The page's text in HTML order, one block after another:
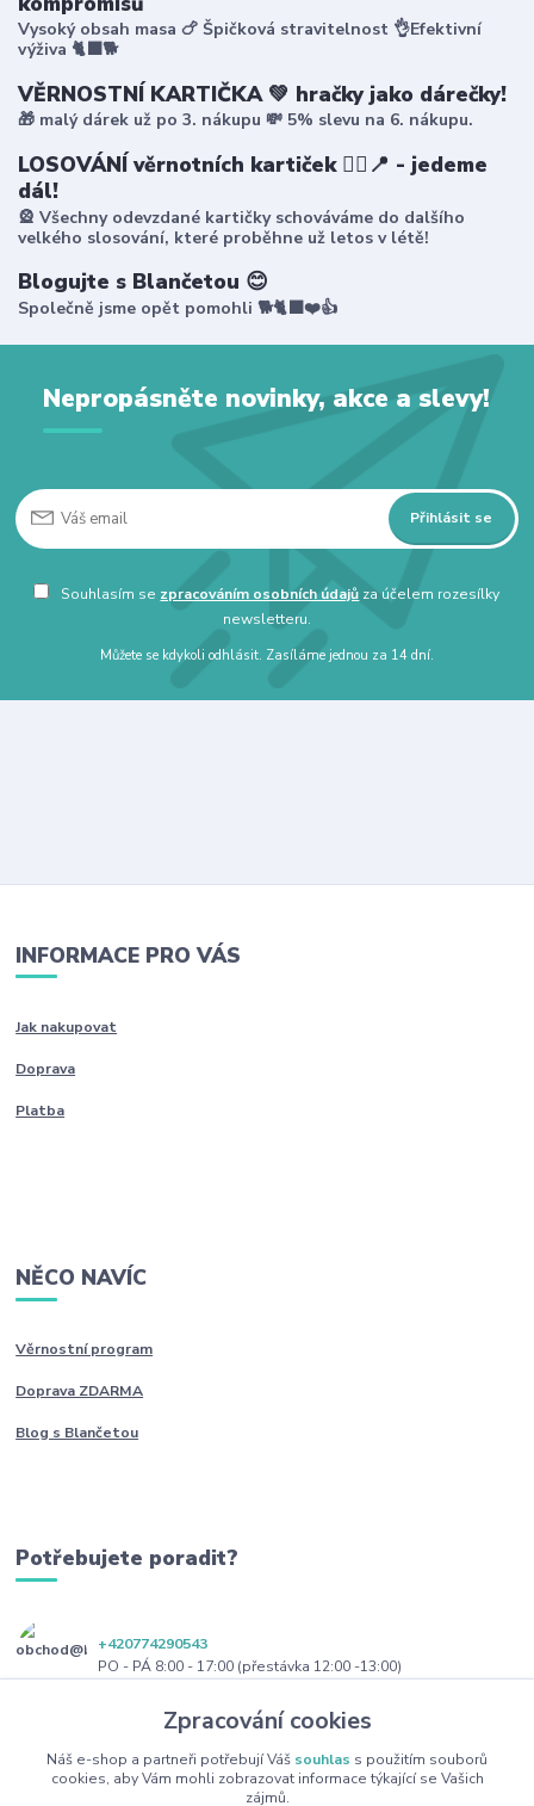
Vysoký obsah masa 🍗 Špičková stravitelnost 👌Efektivní
výživa 🐈‍⬛🐕
VĚRNOSTNÍ KARTIČKA 💚 hračky jako dárečky!
🎁 malý dárek už po 3. nákupu 💸 5% slevu na 6. nákupu.
LOSOVÁNÍ věrnotních kartiček 🤸‍♀️📍 - jedeme
dál!
🎡 Všechny odevzdané kartičky schováváme do dalšího
velkého slosování, které proběhne už letos v létě!
Blogujte s Blančetou 😊
Společně jsme opět pomohli 🐕🐈‍⬛❤️👍
Nepropásněte novinky, akce a slevy!
Přihlásit se
Souhlasím se zpracováním osobních údajů za účelem rozesílky
newsletteru.
Můžete se kdykoli odhlásit. Zasíláme jednou za 14 dní.
INFORMACE PRO VÁS
Jak nakupovat
Doprava
Platba
NĚCO NAVÍC
Věrnostní program
Doprava ZDARMA
Blog s Blančetou
Potřebujete poradit?
+420774290543
PO - PÁ 8:00 - 17:00 (přestávka 12:00 -13:00)
obchod@blanceta.czZpracování cookies
Náš e-shop a partneři potřebují Váš souhlas s použitím souborů
cookies, aby Vám mohli zobrazovat informace týkající se Vašich
zájmů.